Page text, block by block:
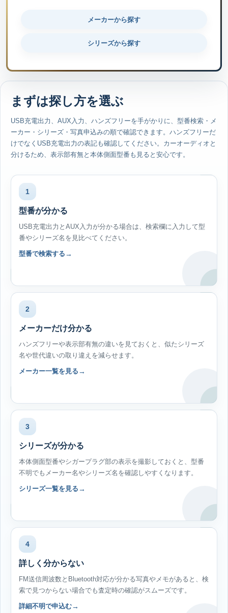
メーカーから探す
シリーズから探す
まずは探し方を選ぶ
USB充電出力、AUX入力、ハンズフリーを手がかりに、型番検索・メ
ーカー・シリーズ・写真申込みの順で確認できます。ハンズフリーだ
けでなくUSB充電出力の表記も確認してください。カーオーディオと
分けるため、表示部有無と本体側面型番も見ると安心です。
1
型番が分かる
USB充電出力とAUX入力が分かる場合は、検索欄に入力して型
番やシリーズ名を見比べてください。
型番で検索する
2
メーカーだけ分かる
ハンズフリーや表示部有無の違いを見ておくと、似たシリーズ
名や世代違いの取り違えを減らせます。
メーカー一覧を見る
3
シリーズが分かる
本体側面型番やシガープラグ部の表示を撮影しておくと、型番
不明でもメーカー名やシリーズ名を確認しやすくなります。
シリーズ一覧を見る
4
詳しく分からない
FM送信周波数とBluetooth対応が分かる写真やメモがあると、検
索で見つからない場合でも査定時の確認がスムーズです。
詳細不明で申込む